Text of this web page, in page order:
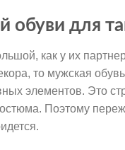
обуви для
как у их
то мужская
элементов. Это
Поэтому